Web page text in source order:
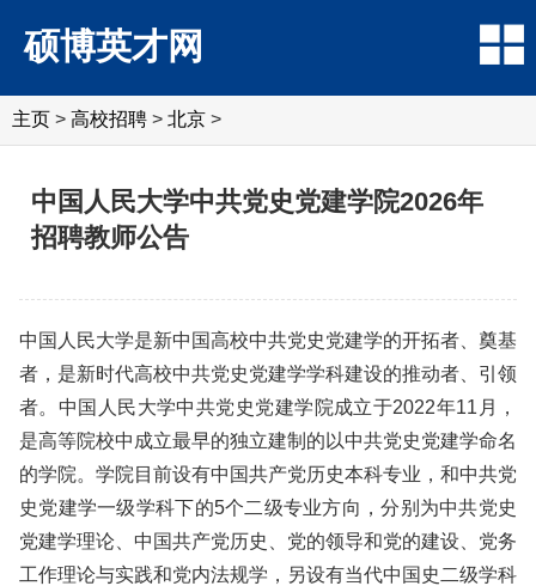
硕博英才网
主页 > 高校招聘 > 北京 >
中国人民大学中共党史党建学院2026年
招聘教师公告
中国人民大学是新中国高校中共党史党建学的开拓者、奠基
者，是新时代高校中共党史党建学学科建设的推动者、引领
者。中国人民大学中共党史党建学院成立于2022年11月，
是高等院校中成立最早的独立建制的以中共党史党建学命名
的学院。学院目前设有中国共产党历史本科专业，和中共党
史党建学一级学科下的5个二级专业方向，分别为中共党史
党建学理论、中国共产党历史、党的领导和党的建设、党务
工作理论与实践和党内法规学，另设有当代中国史二级学科